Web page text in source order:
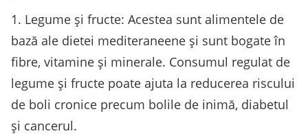
1. Legume și fructe: Acestea sunt alimentele de
bază ale dietei mediteraneene și sunt bogate în
fibre, vitamine și minerale. Consumul regulat de
legume și fructe poate ajuta la reducerea riscului
de boli cronice precum bolile de inimă, diabetul
și cancerul.